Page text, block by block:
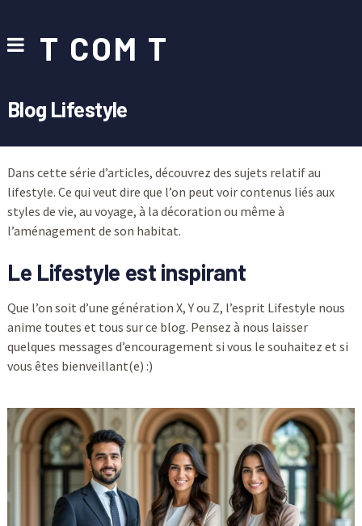
T COM T
Blog Lifestyle
Dans cette série d’articles, découvrez des sujets relatif au
lifestyle. Ce qui veut dire que l’on peut voir contenus liés aux
styles de vie, au voyage, à la décoration ou même à
l’aménagement de son habitat.
Le Lifestyle est inspirant
Que l’on soit d’une génération X, Y ou Z, l’esprit Lifestyle nous
anime toutes et tous sur ce blog. Pensez à nous laisser
quelques messages d’encouragement si vous le souhaitez et si
vous êtes bienveillant(e) :)